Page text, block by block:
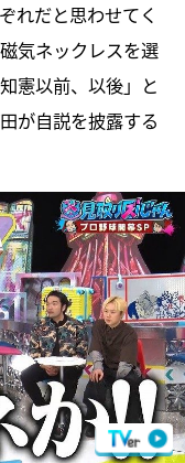
れだと思わせてく
気ネックレスを選
憲以前、以後」と
が自説を披露する